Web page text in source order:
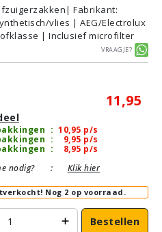
| Fabrikant:
vlies | AEG/Electrolux
| Inclusief microfilter
Vraagje?
11,95
: 10,95 p/s
: 9,95 p/s
: 8,95 p/s
nodig?
: Klik hier
Nog 2 op voorraad.
Bestellen